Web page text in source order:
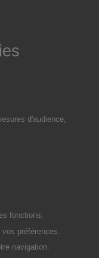
d'audience,
fonctions.
préférences.
navigation.